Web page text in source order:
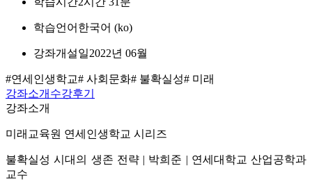
학습언어 한국어 ‎(ko)‎
강좌개설일2022년 06월
#연세인생학교# 사회문화# 불확실성# 미래
강좌소개 수강후기
강좌소개
미래교육원 연세인생학교 시리즈
불확실성 시대의 생존 전략 | 박희준 | 연세대학교 산업공학과
교수